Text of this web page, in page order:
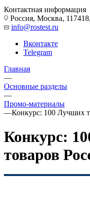
Контактная информация
Россия, Москва,
info@rostest.ru
Вконтакте
Telegram
Главная
—
Основные разделы
—
Промо-материалы
—Конкурс: 100 Лучших
Конкурс:
товаров